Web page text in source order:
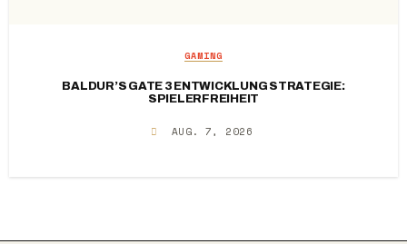
GAMING
BALDUR’S GATE 3 ENTWICKLUNG STRATEGIE:
SPIELERFREIHEIT
AUG. 7, 2026